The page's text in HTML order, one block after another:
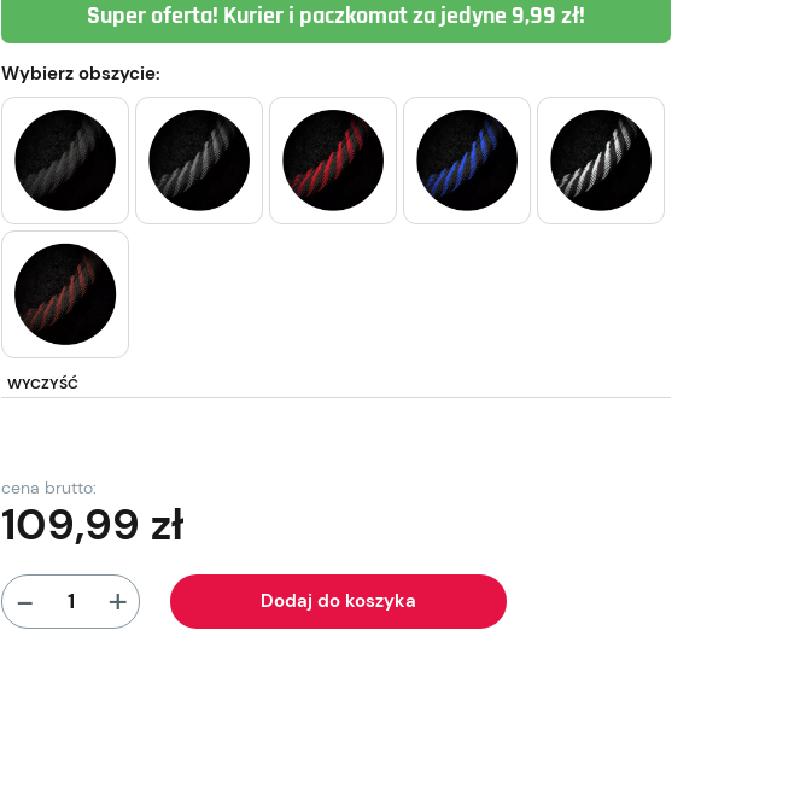
Super oferta! Kurier i paczkomat za jedyne 9,99 zł!
Wybierz obszycie:
WYCZYŚĆ
cena brutto:
109,99 zł
- + Dodaj do koszyka